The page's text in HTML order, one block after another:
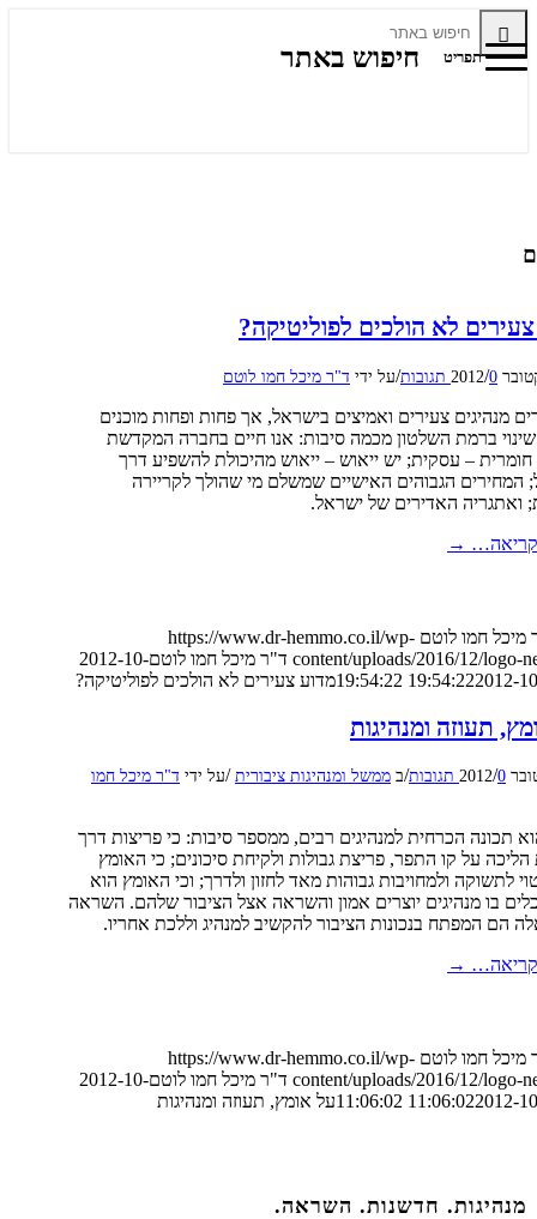
חיפוש באתר תפריט
לא הולכים לפוליטיקה?
/0 תגובות /על ידי ד"ר מיכל חמו לוטם
מנהיגים צעירים ואמיצים בישראל, אך פחות ופחות מוכנים
שינוי ברמת השלטון מכמה סיבות: אנו חיים בחברה המקדשת
– עסקית; יש ייאוש – ייאוש מהיכולת להשפיע דרך
המחירים הגבוהים האישיים שמשלם מי שהולך לקריירה
ואתגריה האדירים של ישראל.
→
מיכל חמו לוטם https://www.dr-hemmo.co.il/wp-
content/uploads/2016/12/logo- ד"ר מיכל חמו לוטם2012-10-
2012-10-11
מדוע צעירים לא הולכים לפוליטיקה?
תעוזה ומנהיגות
/0 תגובות /ב ממשל ומנהיגות ציבורית /על ידי ד"ר מיכל חמו
תכונה הכרחית למנהיגים רבים, ממספר סיבות: כי פריצות דרך
הליכה על קו התפר, פריצת גבולות ולקיחת סיכונים; כי האומץ
לתשוקה ולמחויבות גבוהות מאד לחזון ולדרך; וכי האומץ הוא
בו מנהיגים יוצרים אמון והשראה אצל הציבור שלהם. השראה
הם המפתח בנכונות הציבור להקשיב למנהיג וללכת אחריו.
→
מיכל חמו לוטם https://www.dr-hemmo.co.il/wp-
content/uploads/2016/12/logo- ד"ר מיכל חמו לוטם2012-10-
2012-10-05
על אומץ, תעוזה ומנהיגות
מנהיגות. חדשנות. השראה.